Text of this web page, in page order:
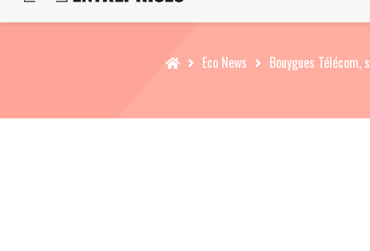
Accueil Eco News Bouygues Télécom,